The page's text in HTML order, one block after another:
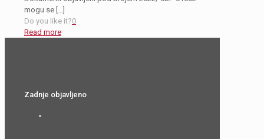
mogu se […]
Do you like it?0
Read more
Zadnje objavljeno